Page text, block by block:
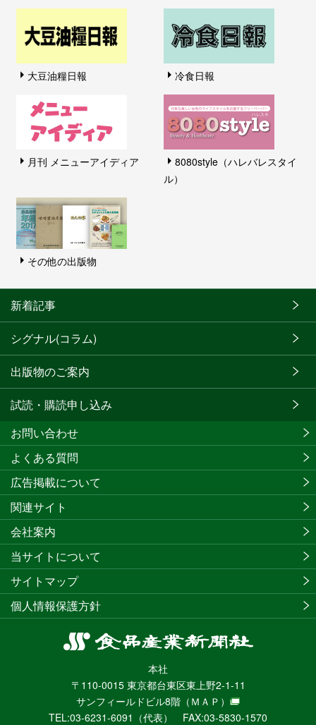
大豆油糧日報 冷食日報
月刊 メニューアイディア
8080style（ハレバレスタイ
ル）
その他の出版物
新着記事
シグナル(コラム)
出版物のご案内
試読・購読申し込み
食
産
業
新
本社
〒110-0015 東京都台東区東上野2-1-11
サンフィールドビル8階 （ＭＡＰ）
TEL:03-6231-6091（代表） FAX:03-5830-1570
お問い合わせ
よくある質問
広告掲載について
関連サイト
会社案内
当サイトについて
サイトマップ
個人情報保護方針